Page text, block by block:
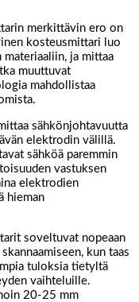
merkittävin ero on
kosteusmittari luo
ja mittaa
muuttuvat
mahdollistaa
sähkönjohtavuutta
elektrodin välillä.
sähköä paremmin
vastuksen
elektrodien
hieman
soveltuvat nopeaan
kun taas
tuloksia tietyltä
vaihteluille.
20-25 mm